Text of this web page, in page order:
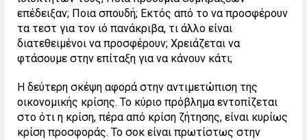
επέδειξαν; Ποια σπουδή; Εκτός από το να προσφέρουν
τα τεστ για τον ιό πανάκριβα, τι άλλο είναι
διατεθειμένοι να προσφέρουν; Χρειάζεται να
φτάσουμε στην επίταξη για να κάνουν κάτι;
Η δεύτερη σκέψη αφορά στην αντιμετώπιση της
οικονομικής κρίσης. Το κύριο πρόβλημα εντοπίζεται
στο ότι η κρίση, πέρα από κρίση ζήτησης, είναι κυρίως
κρίση προσφοράς. Το σοκ είναι πρωτίστως στην